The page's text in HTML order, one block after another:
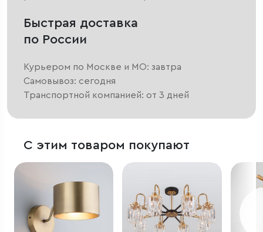
Быстрая доставка
по России
Курьером по Москве и МО: завтра
Самовывоз: сегодня
Транспортной компанией: от 3 дней
С этим товаром покупают